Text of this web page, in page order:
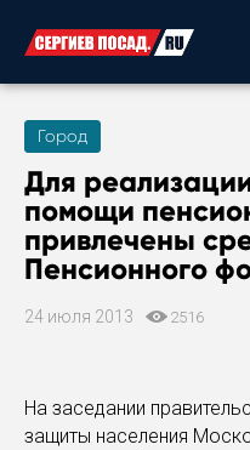
Город
Для
помощи
привлечены
Пенсионного
24 июля 2013 2516
На заседании
защиты населения